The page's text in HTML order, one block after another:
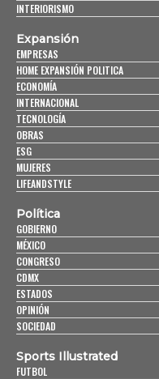
INTERIORISMO
Expansión
EMPRESAS
HOME EXPANSIÓN POLITICA
ECONOMÍA
INTERNACIONAL
TECNOLOGÍA
OBRAS
ESG
MUJERES
LIFEANDSTYLE
Política
GOBIERNO
MÉXICO
CONGRESO
CDMX
ESTADOS
OPINIÓN
SOCIEDAD
Sports Illustrated
FUTBOL